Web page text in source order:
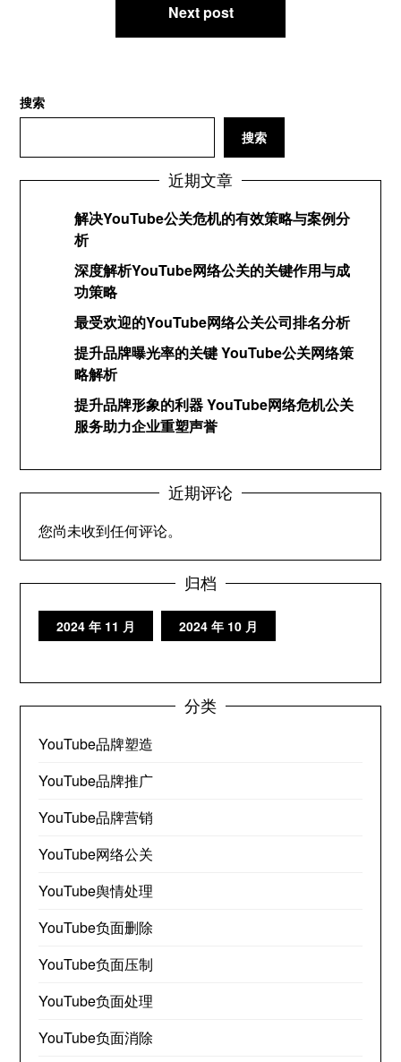
Next post
搜索
搜索
近期文章
解决YouTube公关危机的有效策略与案例分
析
深度解析YouTube网络公关的关键作用与成
功策略
最受欢迎的YouTube网络公关公司排名分析
提升品牌曝光率的关键 YouTube公关网络策
略解析
提升品牌形象的利器 YouTube网络危机公关
服务助力企业重塑声誉
近期评论
您尚未收到任何评论。
归档
2024 年 11 月 2024 年 10 月
分类
YouTube品牌塑造
YouTube品牌推广
YouTube品牌营销
YouTube网络公关
YouTube舆情处理
YouTube负面删除
YouTube负面压制
YouTube负面处理
YouTube负面消除